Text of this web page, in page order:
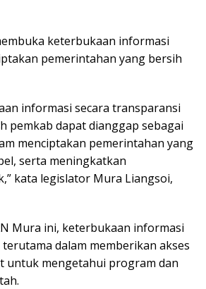
keterbukaan informasi
pemerintahan yang bersih
informasi secara transparansi
pemkab dapat dianggap sebagai
menciptakan pemerintahan yang
serta meningkatkan
kata legislator Mura Liangsoi,
Mura ini, keterbukaan informasi
dalam memberikan akses
untuk mengetahui program dan